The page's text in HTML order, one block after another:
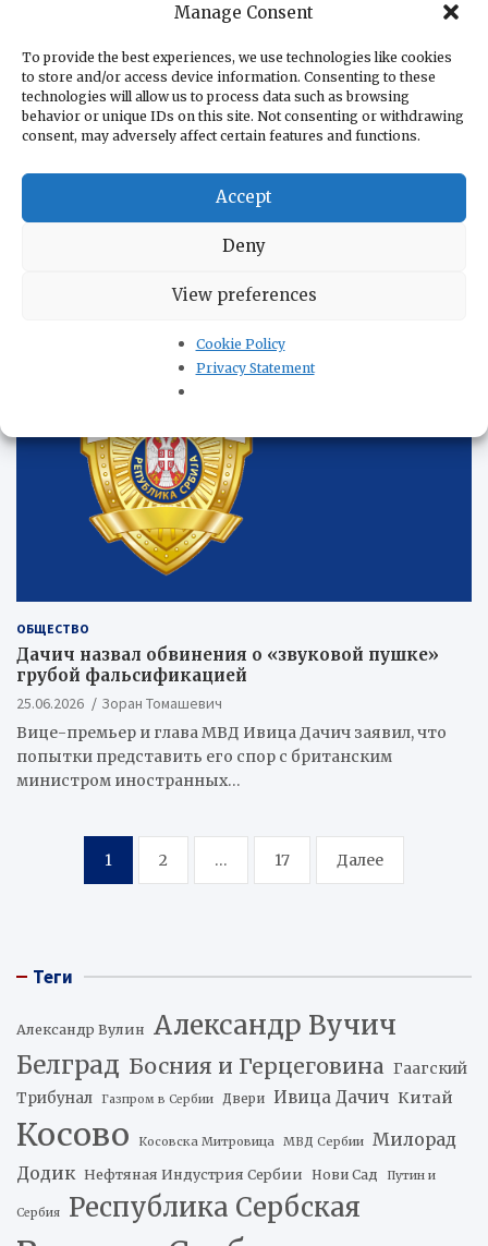
Manage Consent
To provide the best experiences, we use technologies like cookies
to store and/or access device information. Consenting to these
technologies will allow us to process data such as browsing
behavior or unique IDs on this site. Not consenting or withdrawing
consent, may adversely affect certain features and functions.
Accept
Deny
View preferences
Cookie Policy
Privacy Statement
ОБЩЕСТВО
С сегодняшнего дня, 2 июля 2026 года, граждане
Сербии, подавшие заявление на оформление паспорта,
ОБЩЕСТВО
Дачич назвал обвинения о «звуковой пушке»
грубой фальсификацией
25.06.2026
Зоран Томашевич
Вице-премьер и глава МВД Ивица Дачич заявил, что
попытки представить его спор с британским
министром иностранных…
Пагинация
записей
1 2 … 17 Далее
Теги
Александр Вулин Александр Вучич
Белград Босния и Герцеговина Гаагский
Трибунал
Газпром в Сербии Двери Ивица Дачич Китай
Косово Косовска Митровица МВД Сербии
Милорад
Додик Нефтяная Индустрия Сербии Нови Сад Путин и
Сербия Республика Сербская